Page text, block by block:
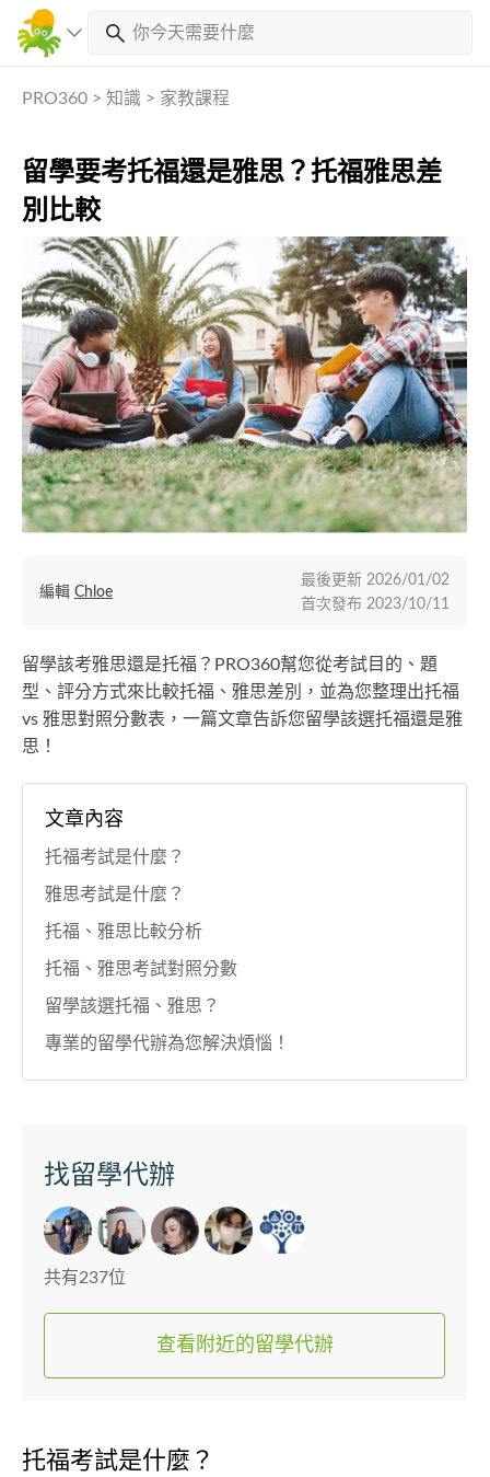
PRO360 > 知識 > 家教課程
留學要考托福還是雅思？托福雅思差
別比較
留學該考雅思還是托福？PRO360幫您從考試目的、題
型、評分方式來比較托福、雅思差別，並為您整理出托福
vs 雅思對照分數表，一篇文章告訴您留學該選托福還是雅
思！
編輯 Chloe
最後更新 2026/01/02
首次發布 2023/10/11
文章內容
托福考試是什麼？
雅思考試是什麼？
托福、雅思比較分析
托福、雅思考試對照分數
留學該選托福、雅思？
專業的留學代辦為您解決煩惱！
找留學代辦
共有237位
查看附近的留學代辦
托福考試是什麼？